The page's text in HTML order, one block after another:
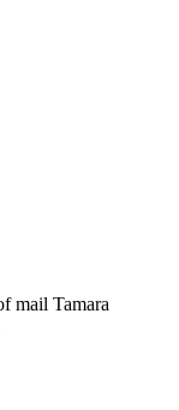
mail Tamara